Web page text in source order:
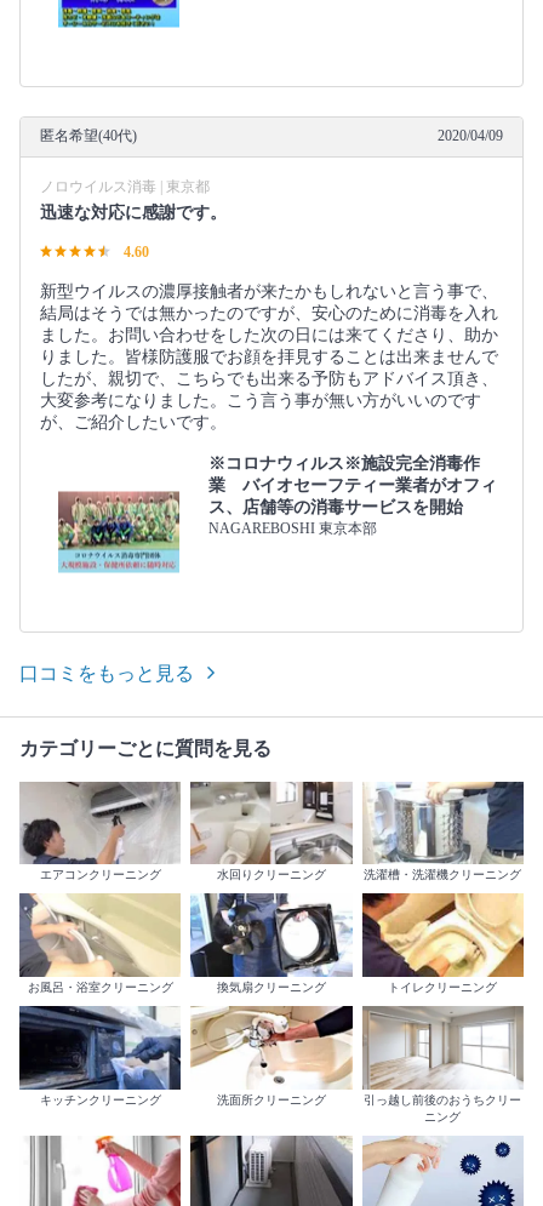
匿名希望(40代) 2020/04/09
ノロウイルス消毒 | 東京都
迅速な対応に感謝です。
4.60
新型ウイルスの濃厚接触者が来たかもしれないと言う事で、
結局はそうでは無かったのですが、安心のために消毒を入れ
ました。お問い合わせをした次の日には来てくださり、助か
りました。皆様防護服でお顔を拝見することは出来ませんで
したが、親切で、こちらでも出来る予防もアドバイス頂き、
大変参考になりました。こう言う事が無い方がいいのです
が、ご紹介したいです。
※コロナウィルス※施設完全消毒作
業 バイオセーフティー業者がオフィ
ス、店舗等の消毒サービスを開始
NAGAREBOSHI 東京本部
口コミをもっと見る
カテゴリーごとに質問を見る
エアコンクリーニング 水回りクリーニング 洗濯槽・洗濯機クリーニング
お風呂・浴室クリーニング 換気扇クリーニング トイレクリーニング
キッチンクリーニング 洗面所クリーニング
引っ越し前後のおうちクリー
ニング